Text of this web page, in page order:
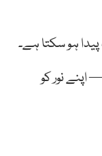
پیدا ہو سکتا ہے۔
نور کو